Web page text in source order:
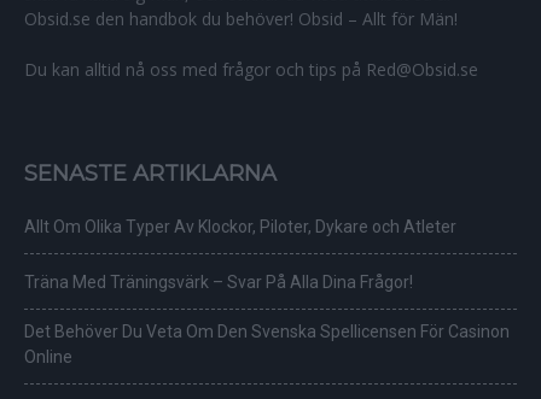
Obsid.se den handbok du behöver! Obsid – Allt för Män!
Du kan alltid nå oss med frågor och tips på Red@Obsid.se
SENASTE ARTIKLARNA
Allt Om Olika Typer Av Klockor, Piloter, Dykare och Atleter
Träna Med Träningsvärk – Svar På Alla Dina Frågor!
Det Behöver Du Veta Om Den Svenska Spellicensen För Casinon
Online